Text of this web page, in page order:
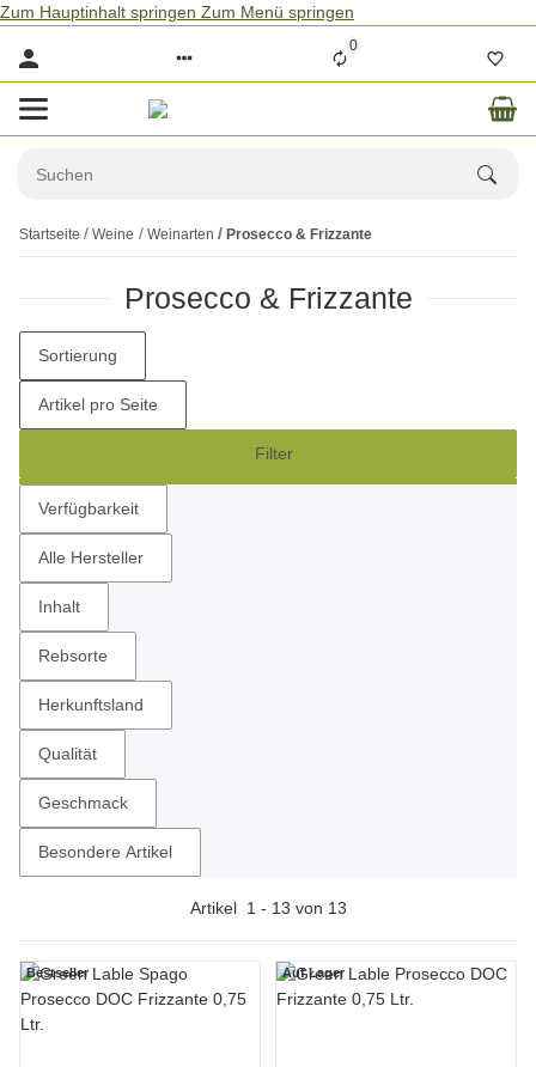
Zum Hauptinhalt springen Zum Menü springen
0
Startseite Weine Weinarten Prosecco & Frizzante
Prosecco & Frizzante
Filter
Sortierung
Artikel pro Seite
Verfügbarkeit
Alle Hersteller
Inhalt
Rebsorte
Herkunftsland
Qualität
Geschmack
Besondere Artikel
Artikel 1 - 13 von 13
Bestseller Auf Lager